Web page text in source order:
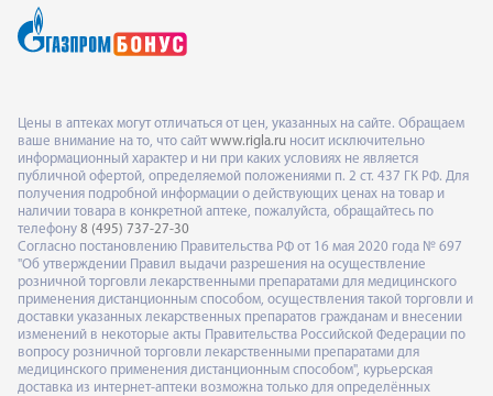
Цены в аптеках могут отличаться от цен, указанных на сайте. Обращаем
ваше внимание на то, что сайт www.rigla.ru носит исключительно
информационный характер и ни при каких условиях не является
публичной офертой, определяемой положениями п. 2 ст. 437 ГК РФ. Для
получения подробной информации о действующих ценах на товар и
наличии товара в конкретной аптеке, пожалуйста, обращайтесь по
телефону 8 (495) 737-27-30
Согласно постановлению Правительства РФ от 16 мая 2020 года № 697
"Об утверждении Правил выдачи разрешения на осуществление
розничной торговли лекарственными препаратами для медицинского
применения дистанционным способом, осуществления такой торговли и
доставки указанных лекарственных препаратов гражданам и внесении
изменений в некоторые акты Правительства Российской Федерации по
вопросу розничной торговли лекарственными препаратами для
медицинского применения дистанционным способом", курьерская
доставка из интернет-аптеки возможна только для определённых